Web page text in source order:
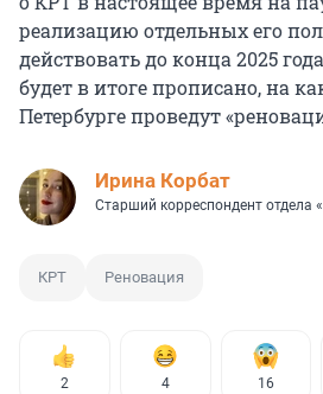
реализацию отдельных его
действовать до конца 2025
будет в итоге прописано, на
Петербурге проведут
Иpина Корбат
Старший корреспондент отдела
КРТ Реновация
2 4 16